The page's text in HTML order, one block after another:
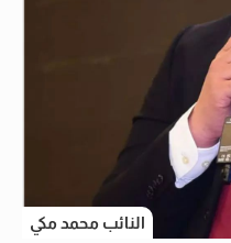
النائب محمد مكي